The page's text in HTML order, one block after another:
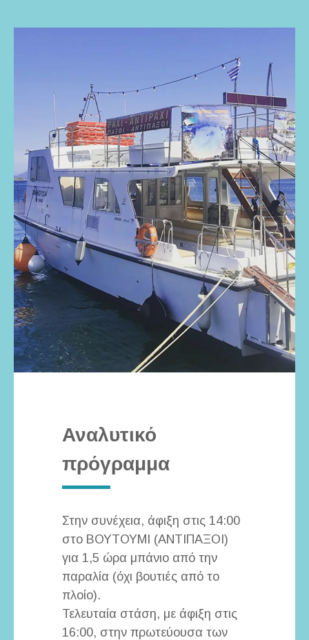
Αναλυτικό
πρόγραμμα
Στην συνέχεια, άφιξη στις 14:00
στο ΒΟΥΤΟΥΜΙ (ΑΝΤΙΠΑΞΟΙ)
για 1,5 ώρα μπάνιο από την
παραλία (όχι βουτιές από το
πλοίο).
Τελευταία στάση, με άφιξη στις
16:00, στην πρωτεύουσα των